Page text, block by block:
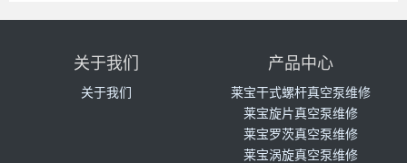
关于我们
关于我们
产品中心
莱宝干式螺杆真空泵维修
莱宝旋片真空泵维修
莱宝罗茨真空泵维修
莱宝涡旋真空泵维修